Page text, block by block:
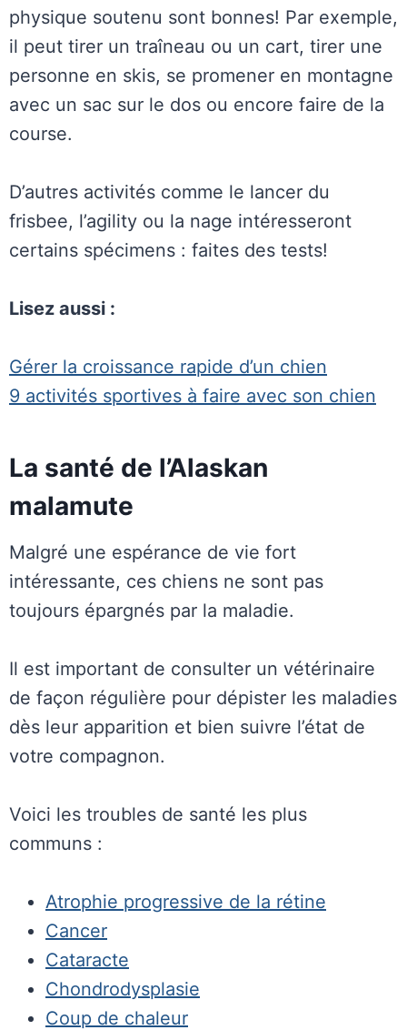
physique soutenu sont bonnes! Par exemple,
il peut tirer un traîneau ou un cart, tirer une
personne en skis, se promener en montagne
avec un sac sur le dos ou encore faire de la
course.
D’autres activités comme le lancer du
frisbee, l’agility ou la nage intéresseront
certains spécimens : faites des tests!
Lisez aussi :
Gérer la croissance rapide d’un chien
9 activités sportives à faire avec son chien
La santé de l’Alaskan
malamute
Malgré une espérance de vie fort
intéressante, ces chiens ne sont pas
toujours épargnés par la maladie.
Il est important de consulter un vétérinaire
de façon régulière pour dépister les maladies
dès leur apparition et bien suivre l’état de
votre compagnon.
Voici les troubles de santé les plus
communs :
Atrophie progressive de la rétine
Cancer
Cataracte
Chondrodysplasie
Coup de chaleur